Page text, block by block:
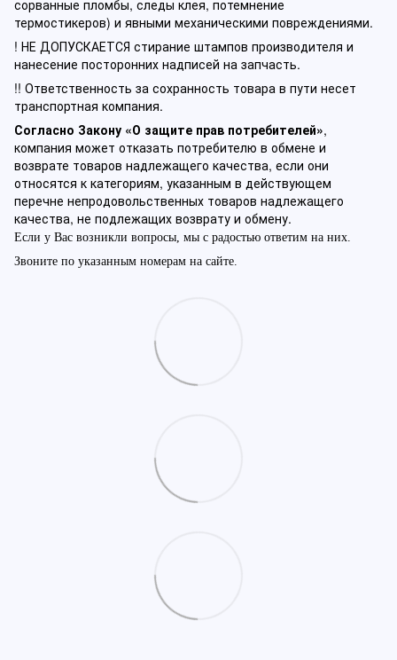
сорванные пломбы, следы клея, потемнение
термостикеров) и явными механическими повреждениями.
! НЕ ДОПУСКАЕТСЯ стирание штампов производителя и
нанесение посторонних надписей на запчасть.
!! Ответственность за сохранность товара в пути несет
транспортная компания.
Согласно Закону «О защите прав потребителей»,
компания может отказать потребителю в обмене и
возврате товаров надлежащего качества, если они
относятся к категориям, указанным в действующем
перечне непродовольственных товаров надлежащего
качества, не подлежащих возврату и обмену.
Если у Вас возникли вопросы, мы с радостью ответим на них.
Звоните по указанным номерам на сайте.